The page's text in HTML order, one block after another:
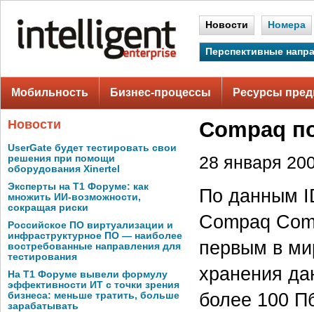
Новости Номера
Перспективные
Мобильность Бизнес-процессы Ресурсы
Новости
UserGate будет тестировать свои
решения при помощи
оборудования Xinertel
Эксперты на Т1 Форуме: как
множить ИИ-возможности,
сокращая риски
Российское ПО виртуализации и
инфраструктурное ПО — наиболее
востребованные направления для
тестирования
На Т1 Форуме вывели формулу
эффективности ИТ с точки зрения
бизнеса: меньше тратить, больше
зарабатывать
Compaq
28 января
По данным
Compaq
первым в
хранения
более 100